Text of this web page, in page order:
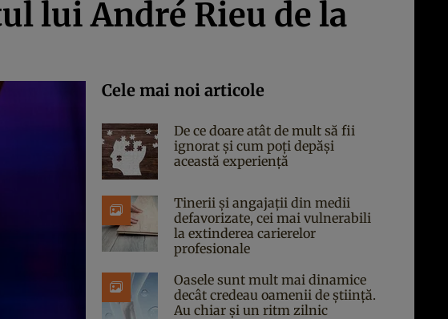
lui André Rieu de la
Cele mai noi articole
De ce doare atât de mult să fii
ignorat și cum poți depăși
această experiență
Tinerii și angajații din medii
defavorizate, cei mai vulnerabili
la extinderea carierelor
profesionale
Oasele sunt mult mai dinamice
decât credeau oamenii de știință.
Au chiar și un ritm zilnic